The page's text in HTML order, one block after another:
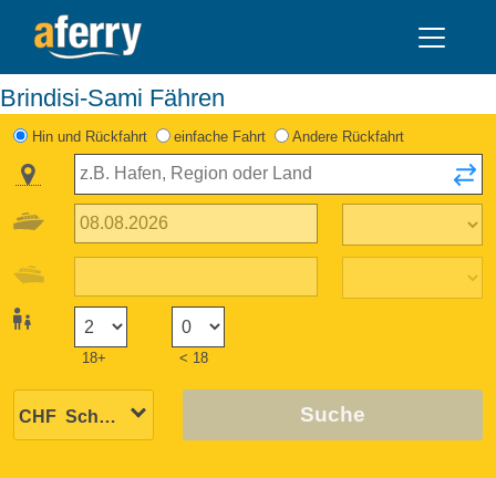
Brindisi-Sami Fähren
Hin und Rückfahrt einfache Fahrt Andere Rückfahrt
18+ < 18
Suche